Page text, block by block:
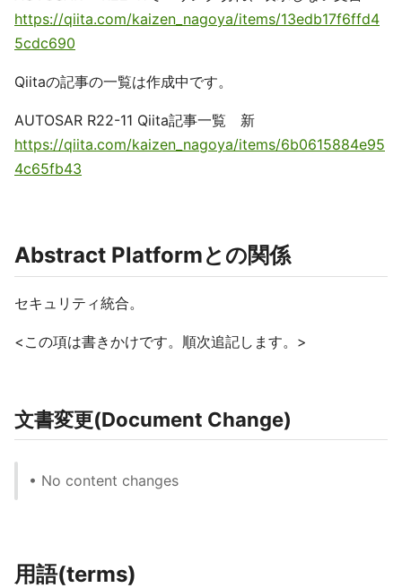
https://qiita.com/kaizen_nagoya/items/13edb17f6ffd4
5cdc690
Qiitaの記事の一覧は作成中です。
AUTOSAR R22-11 Qiita記事一覧 新
https://qiita.com/kaizen_nagoya/items/6b0615884e95
4c65fb43
Abstract Platformとの関係
セキュリティ統合。
<この項は書きかけです。順次追記します。>
文書変更(Document Change)
• No content changes
用語(terms)